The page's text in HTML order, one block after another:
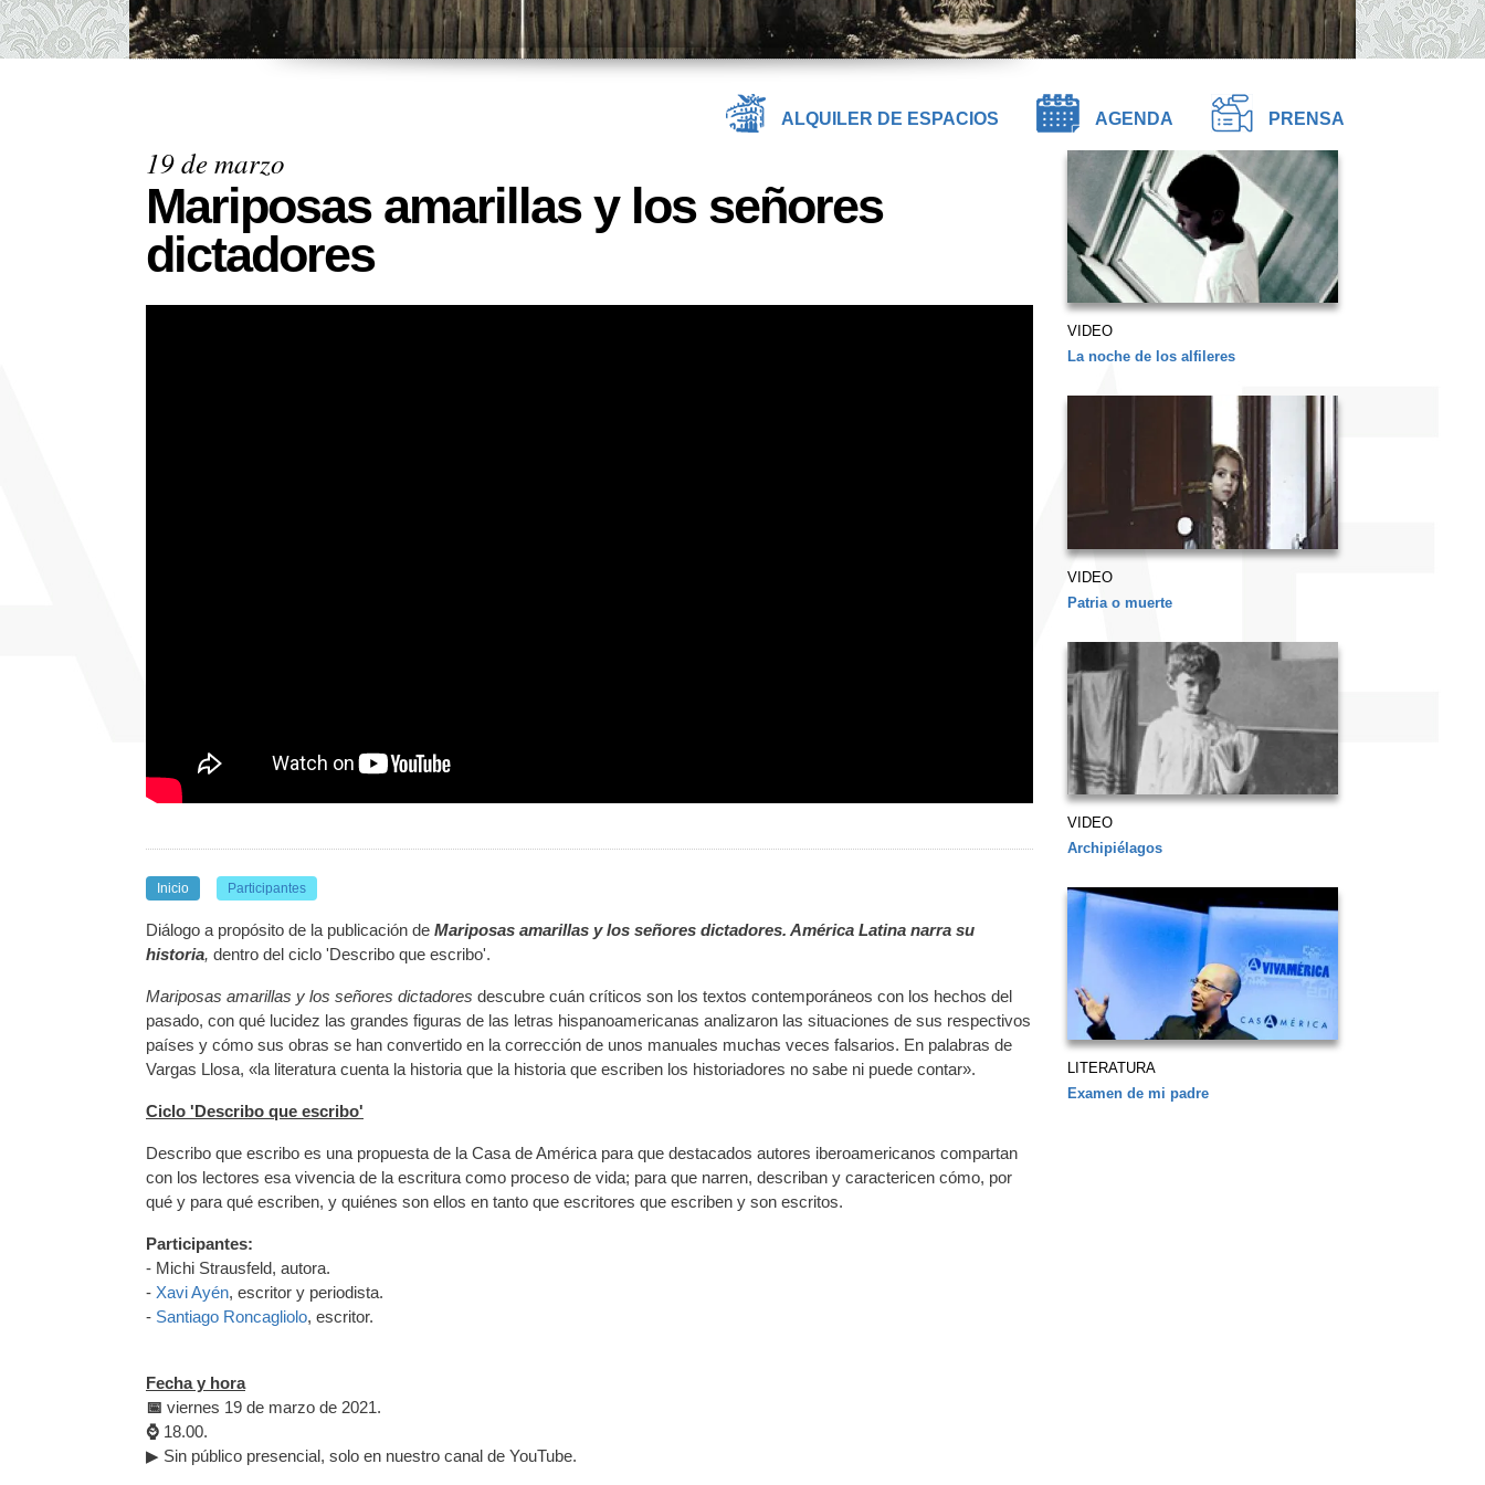
ALQUILER DE ESPACIOS AGENDA PRENSA
19 de marzo
Mariposas amarillas y los señores
dictadores
Inicio Participantes
Diálogo a propósito de la publicación de Mariposas amarillas y los señores dictadores. América Latina narra su
historia, dentro del ciclo 'Describo que escribo'.
Mariposas amarillas y los señores dictadores descubre cuán críticos son los textos contemporáneos con los hechos del
pasado, con qué lucidez las grandes figuras de las letras hispanoamericanas analizaron las situaciones de sus respectivos
países y cómo sus obras se han convertido en la corrección de unos manuales muchas veces falsarios. En palabras de
Vargas Llosa, «la literatura cuenta la historia que la historia que escriben los historiadores no sabe ni puede contar».
Ciclo 'Describo que escribo'
Describo que escribo es una propuesta de la Casa de América para que destacados autores iberoamericanos compartan
con los lectores esa vivencia de la escritura como proceso de vida; para que narren, describan y caractericen cómo, por
qué y para qué escriben, y quiénes son ellos en tanto que escritores que escriben y son escritos.
Participantes:
- Michi Strausfeld, autora.
- Xavi Ayén, escritor y periodista.
- Santiago Roncagliolo, escritor.
Fecha y hora
📅 viernes 19 de marzo de 2021.
⌚ 18.00.
▶ Sin público presencial, solo en nuestro canal de YouTube.
VIDEO
La noche de los alfileres
VIDEO
Patria o muerte
VIDEO
Archipiélagos
LITERATURA
Examen de mi padre